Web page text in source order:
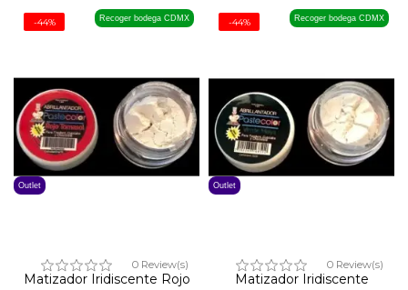
Outlet
Recoger bodega CDMX
0 Review(s)
Matizador Iridiscente Rojo
-44%
Outlet
Recoger bodega CDMX
0 Review(s)
Matizador Iridiscente
-44%